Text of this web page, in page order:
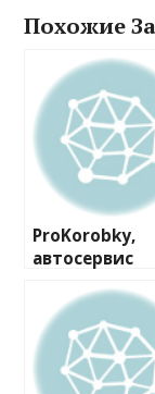
Похожие
ProKorobky,
автосервис